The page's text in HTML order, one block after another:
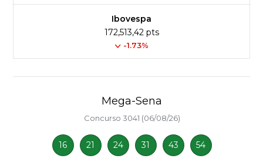
Ibovespa
172,513,42 pts
-1.73%
Mega-Sena
Concurso 3041 (06/08/26)
16 21 24 31 43 54